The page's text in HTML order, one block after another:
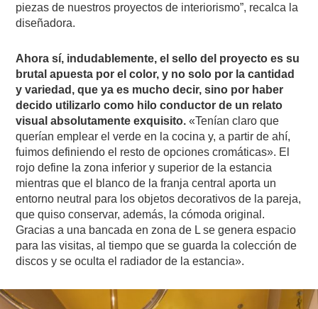
piezas de nuestros proyectos de interiorismo”, recalca la
diseñadora.
Ahora sí, indudablemente, el sello del proyecto es su
brutal apuesta por el color, y no solo por la cantidad
y variedad, que ya es mucho decir, sino por haber
decido utilizarlo como hilo conductor de un relato
visual absolutamente exquisito. «Tenían claro que
querían emplear el verde en la cocina y, a partir de ahí,
fuimos definiendo el resto de opciones cromáticas». El
rojo define la zona inferior y superior de la estancia
mientras que el blanco de la franja central aporta un
entorno neutral para los objetos decorativos de la pareja,
que quiso conservar, además, la cómoda original.
Gracias a una bancada en zona de L se genera espacio
para las visitas, al tiempo que se guarda la colección de
discos y se oculta el radiador de la estancia».